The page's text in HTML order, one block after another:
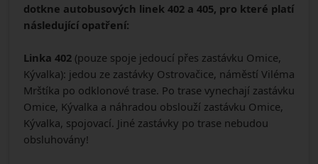
dotkne autobusových linek 402 a 405, pro které platí
následující opatření:
Linka 402 (pouze spoje jedoucí přes zastávku Omice,
Kývalka): jedou ze zastávky Ostrovačice, náměstí Viléma
Mrštíka po odklonové trase. Po trase vynechají zastávku
Omice, Kývalka a náhradou obslouží zastávku Omice,
Kývalka, spojovací. Jiné zastávky po trase nebudou
obsluhovány!